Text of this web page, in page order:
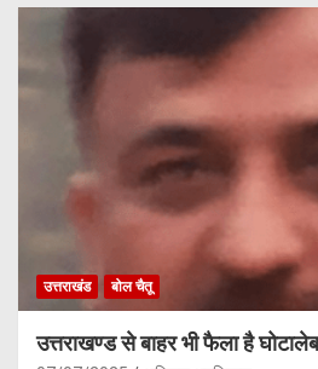
उत्तराखंड बोल चैतू
उत्तराखण्ड से बाहर भी फैला है